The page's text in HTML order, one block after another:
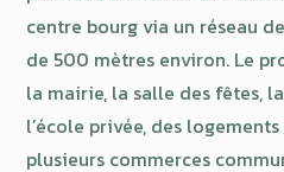
centre bourg via un réseau
de 500 mètres environ. Le
la mairie, la salle des fêtes,
l’école privée, des logements
plusieurs commerces